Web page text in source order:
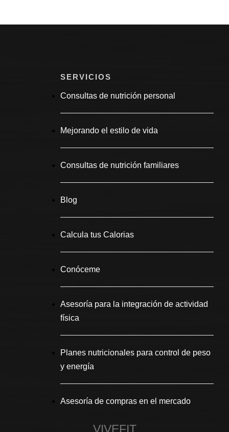
SERVICIOS
Consultas de nutrición personal
Mejorando el estilo de vida
Consultas de nutrición familiares
Blog
Calcula tus Calorias
Conóceme
Asesoría para la integración de actividad
física
Planes nutricionales para control de peso
y energía
Asesoría de compras en el mercado
VIVEFIT